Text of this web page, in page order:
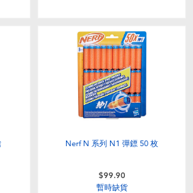
Nerf N 系列 N1 彈鏢 50 枚
$99.90
暫時缺貨